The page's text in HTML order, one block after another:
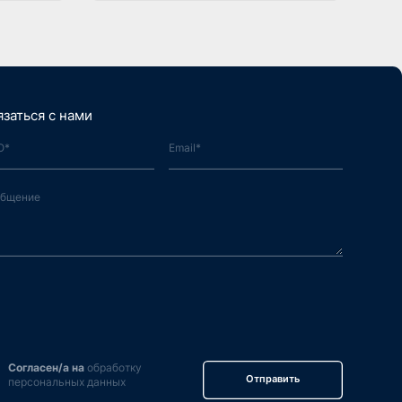
с нами
Согласен/а наобработку
персональных данных
Отправить